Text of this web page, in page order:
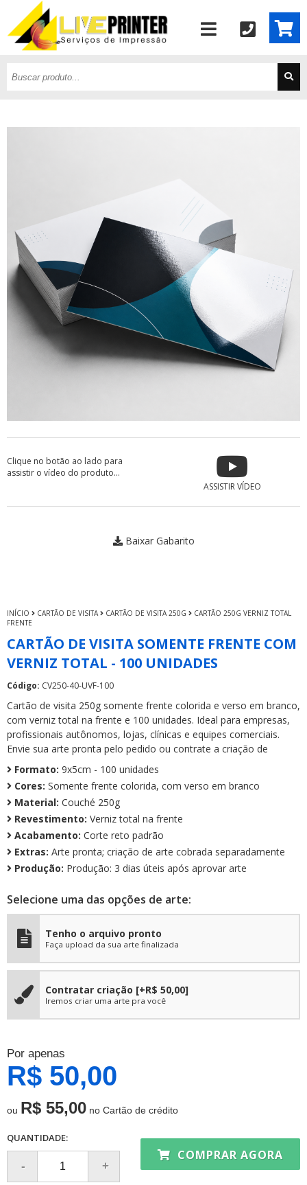
Clique no botão ao lado para
assistir o vídeo do produto...
ASSISTIR VÍDEO
Baixar Gabarito
INÍCIO CARTÃO DE VISITA CARTÃO DE VISITA 250G
CARTÃO 250G VERNIZ TOTAL
FRENTE
CARTÃO DE VISITA SOMENTE FRENTE COM
VERNIZ TOTAL - 100 UNIDADES
Código: CV250-40-UVF-100
Cartão de visita 250g somente frente colorida e verso em branco,
com verniz total na frente e 100 unidades. Ideal para empresas,
profissionais autônomos, lojas, clínicas e equipes comerciais.
Envie sua arte pronta pelo pedido ou contrate a criação de
Formato: 9x5cm - 100 unidades
Cores: Somente frente colorida, com verso em branco
Material: Couché 250g
Revestimento: Verniz total na frente
Acabamento: Corte reto padrão
Extras: Arte pronta; criação de arte cobrada separadamente
Produção: Produção: 3 dias úteis após aprovar arte
Selecione uma das opções de arte:
Tenho o arquivo pronto
Faça upload da sua arte finalizada
Contratar criação [+R$ 50,00]
Iremos criar uma arte pra você
Por apenas
R$ 50,00
ou R$ 55,00 no Cartão de crédito
QUANTIDADE:
COMPRAR AGORA